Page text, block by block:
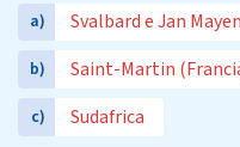
a) Svalbard e Jan Mayen
b) Saint-Martin
c) Sudafrica